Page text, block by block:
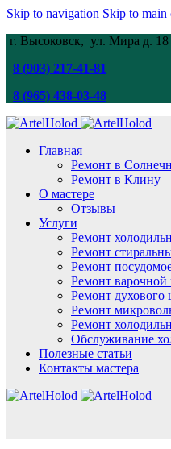
Skip to navigation Skip to main
г. Высоковск, ул. Мира д. 18
8 (903) 217-41-81
8 (965) 438-03-48
Главная
Ремонт в
Ремонт в Клину
О мастере
Отзывы
Услуги
Ремонт
Ремонт
Ремонт
Ремонт варочной
Ремонт духового
Ремонт
Ремонт
Обслуживание
Полезные статьи
Контакты мастера